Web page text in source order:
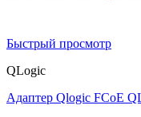
Быстрый просмотр
QLogic
Адаптер Qlogic FCoE